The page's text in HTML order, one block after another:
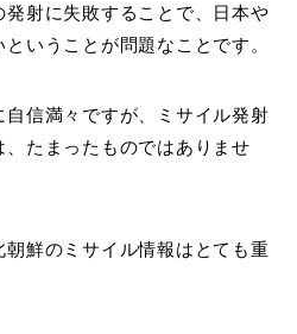
射に失敗することで、日本や
いうことが問題なことです。
信満々ですが、ミサイル発射
たまったものではありませ
鮮のミサイル情報はとても重